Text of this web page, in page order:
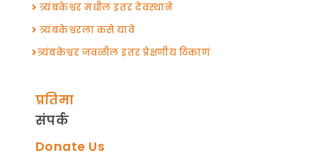
त्र्यंबकेश्वर मधील इतर देवस्थाने
त्र्यंबकेश्वरला कसे यावे
त्र्यंबकेश्वर जवळील इतर प्रेक्षणीय ठिकाणं
प्रतिमा
संपर्क
Donate Us